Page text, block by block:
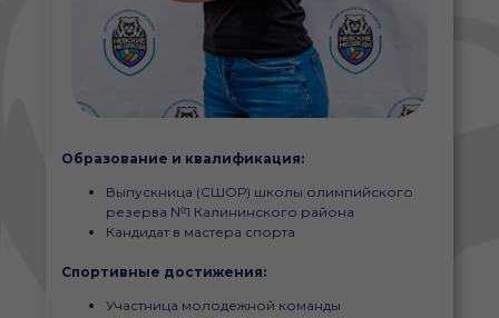
Образование и квалификация:
Выпускница (СШОР) школы олимпийского
резерва №1 Калининского района
Кандидат в мастера спорта
Спортивные достижения:
Участница молодежной команды